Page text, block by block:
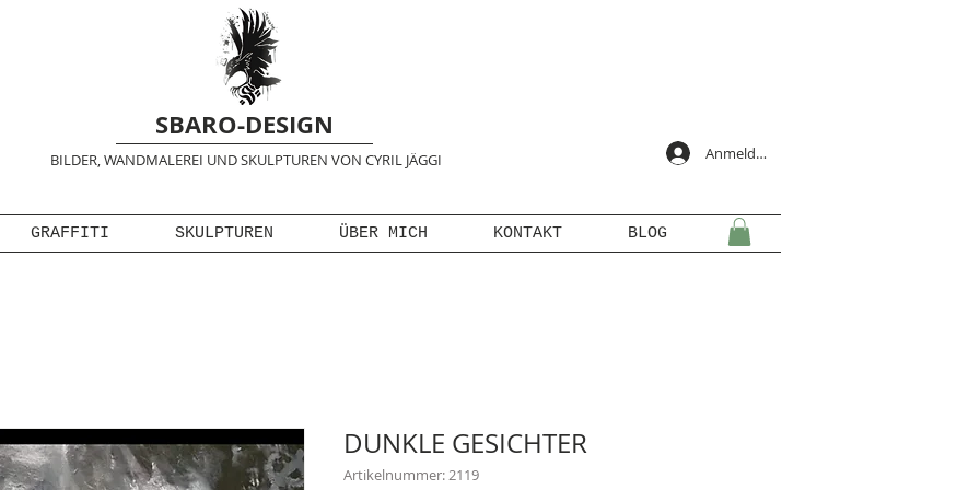
SBARO-DESIGN
BILDER, WANDMALEREI UND SKULPTUREN VON CYRIL JÄGGI Anmelden
GRAFFITI SKULPTUREN ÜBER MICH KONTAKT BLOG
DUNKLE GESICHTER
Artikelnummer: 2119